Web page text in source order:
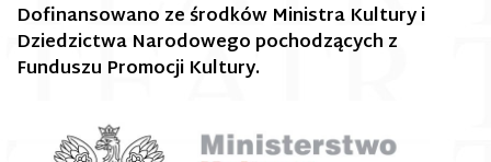
Dofinansowano ze środków Ministra Kultury i
Dziedzictwa Narodowego pochodzących z
Funduszu Promocji Kultury.